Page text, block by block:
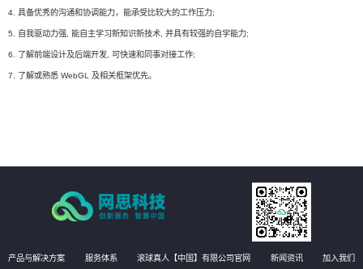
4. 具备优秀的沟通和协调能力，能承受比较大的工作压力;
5. 自我驱动力强, 能自主学习新知识新技术, 并具有较强的自学能力;
6. 了解前端设计及后端开发, 可快速和同事对接工作;
7. 了解或熟悉 WebGL 及相关框架优先。
产品与解决方案 服务体系 滚球真人【中国】有限公司官网 新闻资讯 加入我们